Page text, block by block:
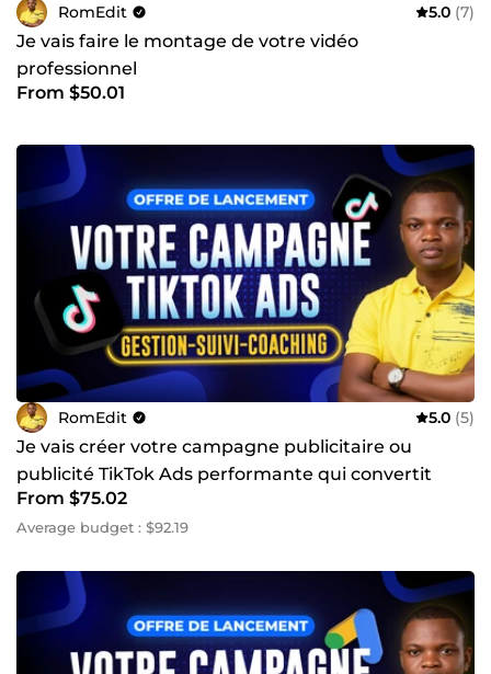
RomEdit 5.0 (7)
Je vais faire le montage de votre vidéo
professionnel
From $50.01
RomEdit 5.0 (5)
Je vais créer votre campagne publicitaire ou
publicité TikTok Ads performante qui convertit
From $75.02
Average budget : $92.19